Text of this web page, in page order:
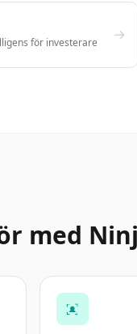
för investerare
med